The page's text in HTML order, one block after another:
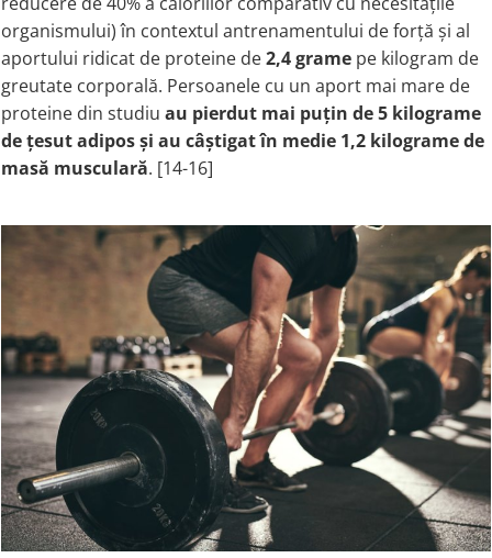
organismului) în contextul antrenamentului de forță și al
aportului ridicat de proteine de2,4 grame pe kilogram de
greutate corporală. Persoanele cu un aport mai mare de
proteine din studiu au pierdut mai puțin de 5 kilograme
de țesut adipos și au câștigat în medie 1,2 kilograme de
masă musculară. [14-16]